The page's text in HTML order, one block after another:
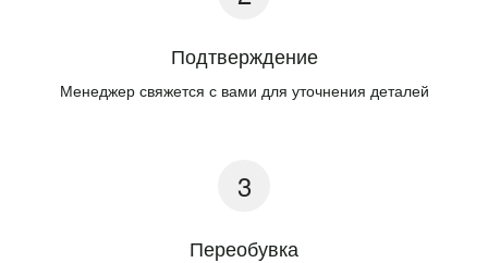
Подтверждение
Менеджер свяжется с вами для уточнения деталей
Переобувка